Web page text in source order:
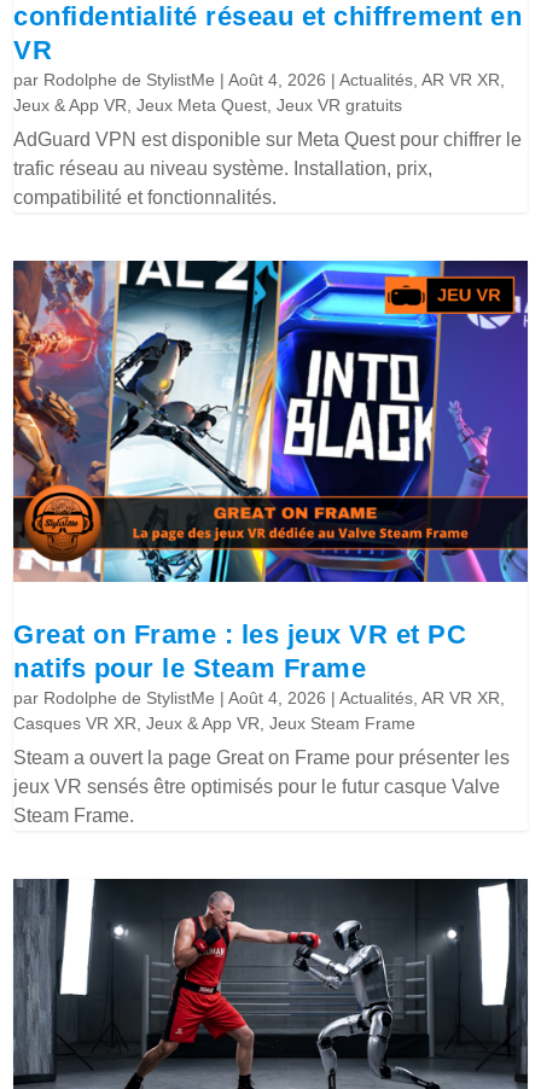
confidentialité réseau et chiffrement en
VR
par Rodolphe de StylistMe |Août 4, 2026 |Actualités,AR VR XR,
Jeux & App VR,Jeux Meta Quest,Jeux VR gratuits
AdGuard VPN est disponible sur Meta Quest pour chiffrer le
trafic réseau au niveau système. Installation, prix,
compatibilité et fonctionnalités.
Great on Frame : les jeux VR et PC
natifs pour le Steam Frame
par Rodolphe de StylistMe |Août 4, 2026 |Actualités,AR VR XR,
Casques VR XR,Jeux & App VR,Jeux Steam Frame
Steam a ouvert la page Great on Frame pour présenter les
jeux VR sensés être optimisés pour le futur casque Valve
Steam Frame.